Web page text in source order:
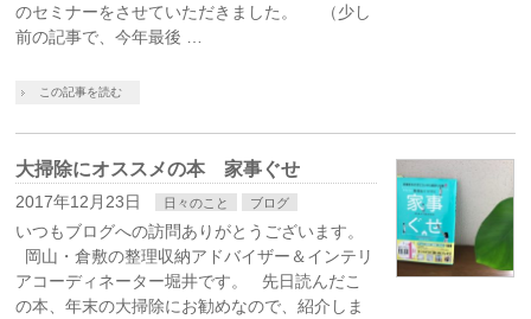
のセミナーをさせていただきました。 （少し
前の記事で、今年最後 …
この記事を読む
大掃除にオススメの本 家事ぐせ
2017年12月23日 日々のこと ブログ
いつもブログへの訪問ありがとうございます。
岡山・倉敷の整理収納アドバイザー＆インテリ
アコーディネーター堀井です。 先日読んだこ
の本、年末の大掃除にお勧めなので、紹介しま